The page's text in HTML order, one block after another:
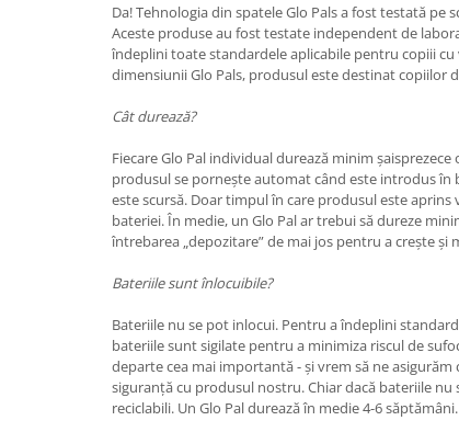
Da! Tehnologia din spatele Glo Pals a fost testată pe
Aceste produse au fost testate independent de
îndeplini toate standardele aplicabile pentru copiii
dimensiunii Glo Pals, produsul este destinat copiilor
Cât durează?
Fiecare Glo Pal individual durează minim
produsul se pornește automat când este introdus în
este scursă. Doar timpul în care produsul este
bateriei. În medie, un Glo Pal ar trebui să dureze
întrebarea „depozitare” de mai jos pentru a crește și
Bateriile sunt înlocuibile?
Bateriile nu se pot inlocui. Pentru a îndeplini
bateriile sunt sigilate pentru a minimiza riscul de
departe cea mai importantă - și vrem să ne
siguranță cu produsul nostru. Chiar dacă bateriile
reciclabili. Un Glo Pal durează în medie 4-6 săptămâni.